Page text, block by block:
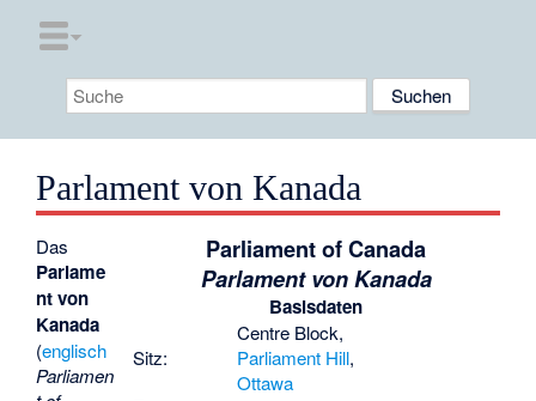
Parlament von Kanada
Parliament of Canada
Parlament von Kanada
Basisdaten
Sitz:
Centre Block,
Parliament Hill,
Ottawa
Das
Parlame
nt von
Kanada
(englisch
Parliamen